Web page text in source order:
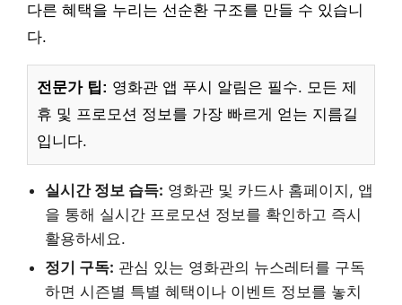
다른 혜택을 누리는 선순환 구조를 만들 수 있습니
다.
전문가 팁: 영화관 앱 푸시 알림은 필수. 모든 제
휴 및 프로모션 정보를 가장 빠르게 얻는 지름길
입니다.
실시간 정보 습득: 영화관 및 카드사 홈페이지, 앱
을 통해 실시간 프로모션 정보를 확인하고 즉시
활용하세요.
정기 구독: 관심 있는 영화관의 뉴스레터를 구독
하면 시즌별 특별 혜택이나 이벤트 정보를 놓치